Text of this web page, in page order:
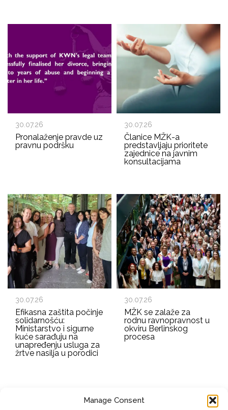
Manage Consent
30.07.26
Pronalaženje pravde uz
pravnu podršku
30.07.26
Članice MŽK-a
predstavljaju prioritete
zajednice na javnim
konsultacijama
30.07.26
Efikasna zaštita počinje
solidarnošću:
Ministarstvo i sigurne
kuće sarađuju na
unapređenju usluga za
žrtve nasilja u porodici
30.07.26
MŽK se zalaže za
rodnu ravnopravnost u
okviru Berlinskog
procesa